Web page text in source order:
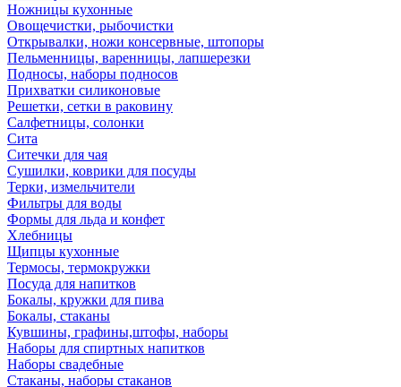
Ножницы кухонные
Овощечистки, рыбочистки
Открывалки, ножи консервные, штопоры
Пельменницы, варенницы, лапшерезки
Подносы, наборы подносов
Прихватки силиконовые
Решетки, сетки в раковину
Салфетницы, солонки
Сита
Ситечки для чая
Сушилки, коврики для посуды
Терки, измельчители
Фильтры для воды
Формы для льда и конфет
Хлебницы
Щипцы кухонные
Термосы, термокружки
Посуда для напитков
Бокалы, кружки для пива
Бокалы, стаканы
Кувшины, графины,штофы, наборы
Наборы для спиртных напитков
Наборы свадебные
Стаканы, наборы стаканов